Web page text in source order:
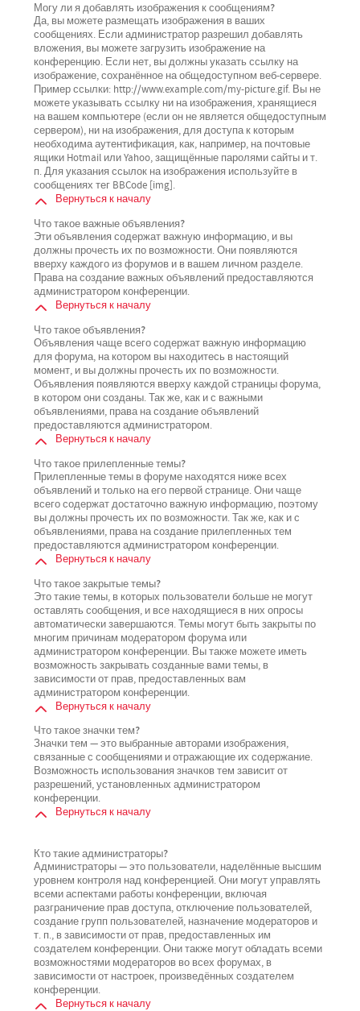
Могу ли я добавлять изображения к сообщениям?
Да, вы можете размещать изображения в ваших
сообщениях. Если администратор разрешил добавлять
вложения, вы можете загрузить изображение на
конференцию. Если нет, вы должны указать ссылку на
изображение, сохранённое на общедоступном веб-сервере.
Пример ссылки: http://www.example.com/my-picture.gif. Вы не
можете указывать ссылку ни на изображения, хранящиеся
на вашем компьютере (если он не является общедоступным
сервером), ни на изображения, для доступа к которым
необходима аутентификация, как, например, на почтовые
ящики Hotmail или Yahoo, защищённые паролями сайты и т.
п. Для указания ссылок на изображения используйте в
сообщениях тег BBCode [img].
Вернуться к началу
Что такое важные объявления?
Эти объявления содержат важную информацию, и вы
должны прочесть их по возможности. Они появляются
вверху каждого из форумов и в вашем личном разделе.
Права на создание важных объявлений предоставляются
администратором конференции.
Вернуться к началу
Что такое объявления?
Объявления чаще всего содержат важную информацию
для форума, на котором вы находитесь в настоящий
момент, и вы должны прочесть их по возможности.
Объявления появляются вверху каждой страницы форума,
в котором они созданы. Так же, как и с важными
объявлениями, права на создание объявлений
предоставляются администратором.
Вернуться к началу
Что такое прилепленные темы?
Прилепленные темы в форуме находятся ниже всех
объявлений и только на его первой странице. Они чаще
всего содержат достаточно важную информацию, поэтому
вы должны прочесть их по возможности. Так же, как и с
объявлениями, права на создание прилепленных тем
предоставляются администратором конференции.
Вернуться к началу
Что такое закрытые темы?
Это такие темы, в которых пользователи больше не могут
оставлять сообщения, и все находящиеся в них опросы
автоматически завершаются. Темы могут быть закрыты по
многим причинам модератором форума или
администратором конференции. Вы также можете иметь
возможность закрывать созданные вами темы, в
зависимости от прав, предоставленных вам
администратором конференции.
Вернуться к началу
Что такое значки тем?
Значки тем — это выбранные авторами изображения,
связанные с сообщениями и отражающие их содержание.
Возможность использования значков тем зависит от
разрешений, установленных администратором
конференции.
Вернуться к началу
Кто такие администраторы?
Администраторы — это пользователи, наделённые высшим
уровнем контроля над конференцией. Они могут управлять
всеми аспектами работы конференции, включая
разграничение прав доступа, отключение пользователей,
создание групп пользователей, назначение модераторов и
т. п., в зависимости от прав, предоставленных им
создателем конференции. Они также могут обладать всеми
возможностями модераторов во всех форумах, в
зависимости от настроек, произведённых создателем
конференции.
Вернуться к началу